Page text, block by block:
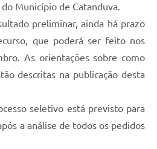
do Município de Catanduva.
preliminar, ainda há prazo
que poderá ser feito nos
As orientações sobre como
descritas na publicação desta
seletivo está previsto para
a análise de todos os pedidos